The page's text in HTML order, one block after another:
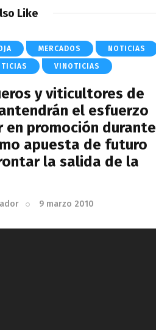
Like
MERCADOS NOTICIAS
VINOTICIAS
y viticultores de
el esfuerzo
en promoción durante
apuesta de futuro
la salida de la
9 marzo 2010